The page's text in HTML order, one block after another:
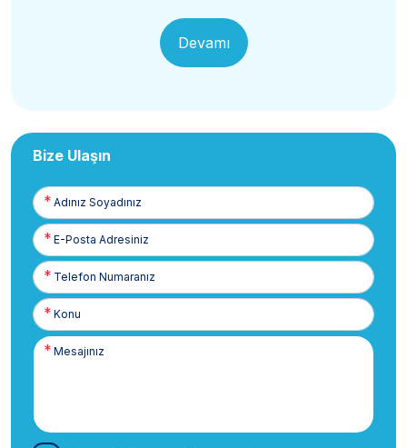
Devamı
Bize Ulaşın
Adınız
Soyadınız
E-
Posta
Telefon
Numaranız